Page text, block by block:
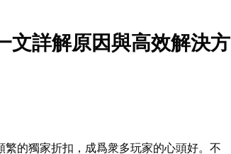
文詳解原因與高效解決方
的獨家折扣，成爲衆多玩家的心頭好。不